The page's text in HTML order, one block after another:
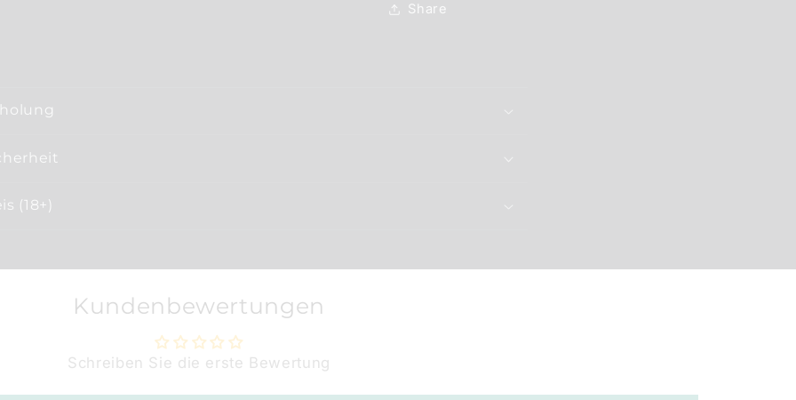
Share
(18+)
Kundenbewertungen
Schreiben Sie die erste Bewertung